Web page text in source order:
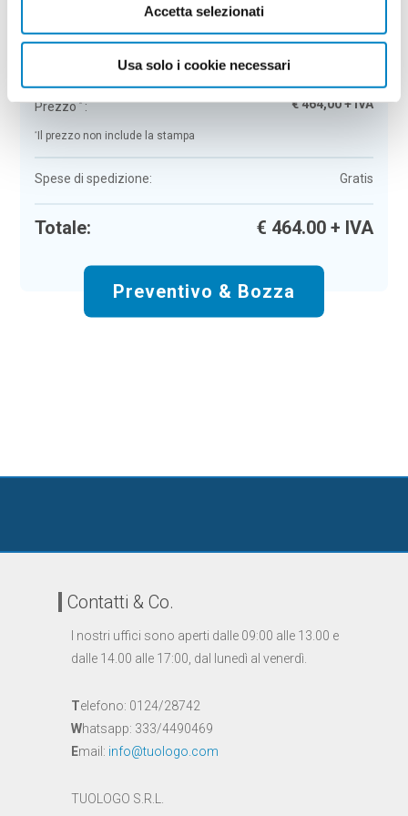
Accetta selezionati
Usa solo i cookie necessari
Powerbank Lukk
Prezzo*: €464,00+ IVA
* Il prezzo non include la stampa
Spese di spedizione: Gratis
Totale: € 464.00+ IVA
Preventivo & Bozza
Contatti & Co.
I nostri uffici sono aperti dalle 09:00 alle 13.00 e
dalle 14.00 alle 17:00, dal lunedì al venerdì.
Telefono: 0124/28742
Whatsapp: 333/4490469
Email: info@tuologo.com
TUOLOGO S.R.L.